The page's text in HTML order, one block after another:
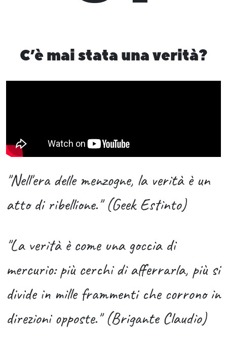
C’è mai stata una verità?
"Nell'era delle menzogne, la verità è un
atto di ribellione." (Geek Estinto)
"La verità è come una goccia di
mercurio: più cerchi di afferrarla, più si
divide in mille frammenti che corrono in
direzioni opposte." (Brigante Claudio)